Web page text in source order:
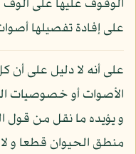
الوقوف عليها على
على إفادة تفصيلها
على أنه لا دليل على أن
الأصوات أو خصوصيات
و يؤيده ما نقل من قول
منطق الحيوان قطعا و